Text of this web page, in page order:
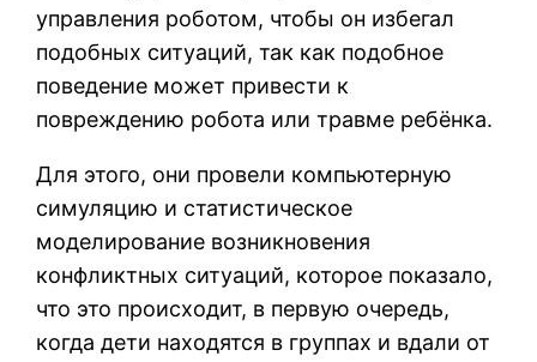
управления роботом, чтобы он избегал
подобных ситуаций, так как подобное
поведение может привести к
повреждению робота или травме ребёнка.
Для этого, они провели компьютерную
симуляцию и статистическое
моделирование возникновения
конфликтных ситуаций, которое показало,
что это происходит, в первую очередь,
когда дети находятся в группах и вдали от